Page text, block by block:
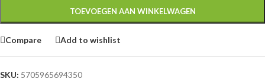
TOEVOEGEN AAN WINKELWAGEN
Compare Add to wishlist
SKU: 5705965694350